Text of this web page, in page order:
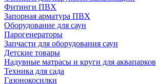
Фитинги ПВХ
Запорная арматура ПВХ
Оборудование для саун
Парогенераторы
Запчасти для оборудования саун
Детские товары
Надувные матрасы и круги для аквапарков
Техника для сада
Газонокосилки